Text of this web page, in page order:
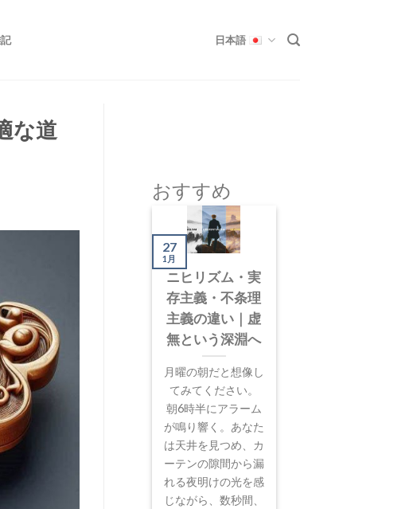
日本語
な道
おすすめ
ニヒリズム・実
存主義・不条理
主義の違い｜虚
無という深淵へ
月曜の朝だと想像し
てみてください。
朝6時半にアラーム
が鳴り響く。あなた
は天井を見つめ、カ
ーテンの隙間から漏
れる夜明けの光を感
じながら、数秒間、
27
1月